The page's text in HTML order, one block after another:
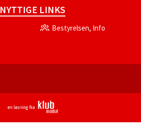
NYTTIGE LINKS
Bestyrelsen, Info